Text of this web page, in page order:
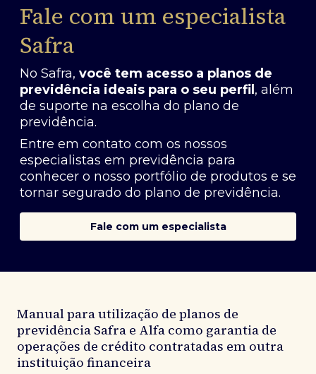
Fale com um especialista
Safra
No Safra, você tem acesso a planos de
previdência ideais para o seu perfil , além
de suporte na escolha do plano de
previdência.
Entre em contato com os nossos
especialistas em previdência para
conhecer o nosso portfólio de produtos e se
tornar segurado do plano de previdência.
Fale com um especialista
Manual para utilização de planos de
previdência Safra e Alfa como garantia de
operações de crédito contratadas em outra
instituição financeira